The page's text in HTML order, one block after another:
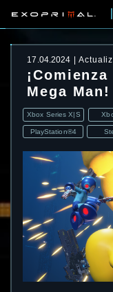
17.04.2024
Mega Man!
Xbox Series X|S
PlayStation®4